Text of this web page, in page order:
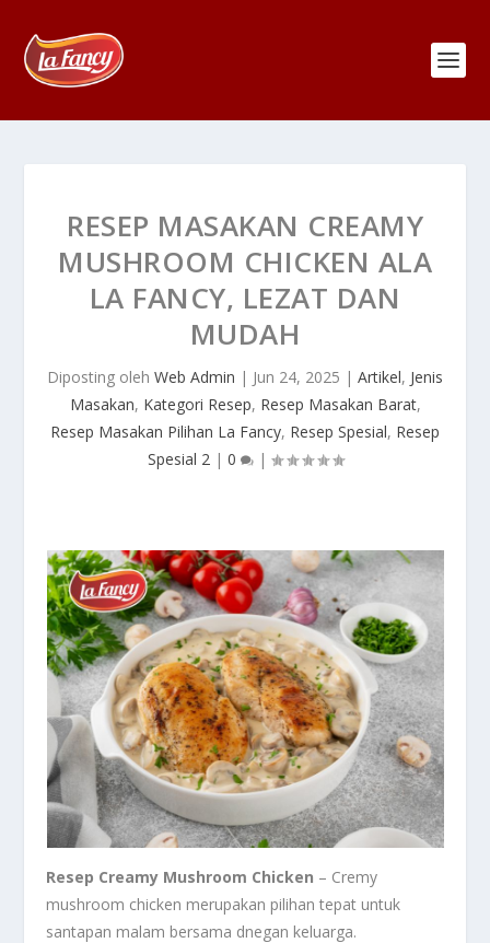
RESEP MASAKAN CREAMY
MUSHROOM CHICKEN ALA
LA FANCY, LEZAT DAN
MUDAH
Diposting oleh Web Admin | Jun 24, 2025 | Artikel, Jenis
Masakan, Kategori Resep, Resep Masakan Barat,
Resep Masakan Pilihan La Fancy, Resep Spesial, Resep
Spesial 2| 0 |
Resep Creamy Mushroom Chicken – Cremy
mushroom chicken merupakan pilihan tepat untuk
santapan malam bersama dnegan keluarga.